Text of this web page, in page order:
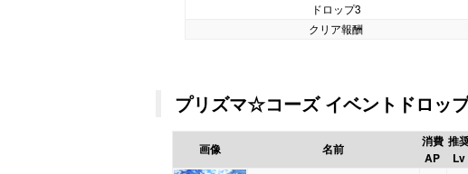
ドロップ3
クリア報酬
プリズマ☆コーズ イベントドロッ
画像 名前
消費
AP
推
Lv